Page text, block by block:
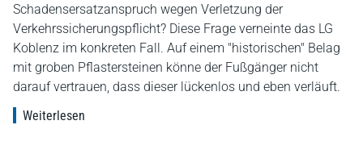
Schadensersatzanspruch wegen Verletzung der
Verkehrssicherungspflicht? Diese Frage verneinte das LG
Koblenz im konkreten Fall. Auf einem "historischen" Belag
mit groben Pflastersteinen könne der Fußgänger nicht
darauf vertrauen, dass dieser lückenlos und eben verläuft.
Weiterlesen